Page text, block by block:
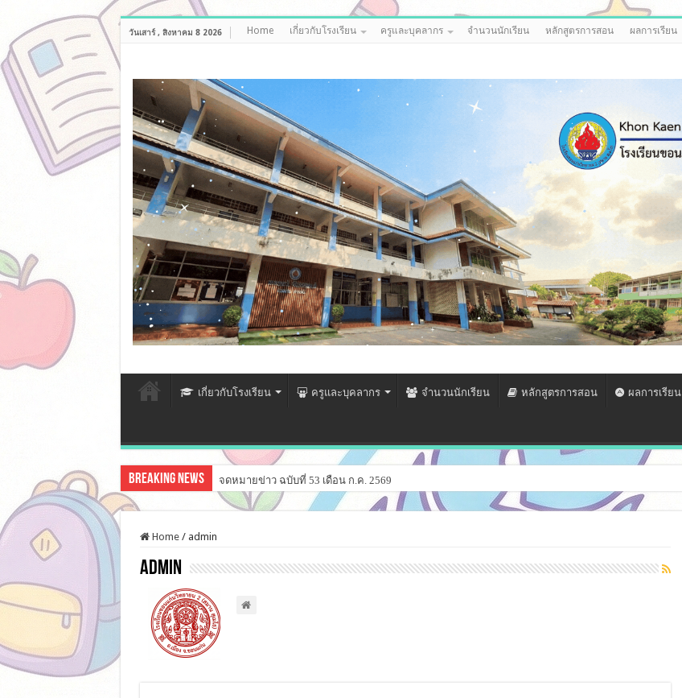
วันเสาร์ , สิงหาคม 8 2026 Home เกี่ยวกับโรงเรียน ครูและบุคลากร จำนวนนักเรียน หลักสูตรการสอน ผลการเรียน
เกี่ยวกับโรงเรียน ครูและบุคลากร จำนวนนักเรียน หลักสูตรการสอน ผลการเรียน
Breaking News จดหมายข่าว ฉบับที่ 53 เดือน ก.ค. 2569
Home / admin
admin